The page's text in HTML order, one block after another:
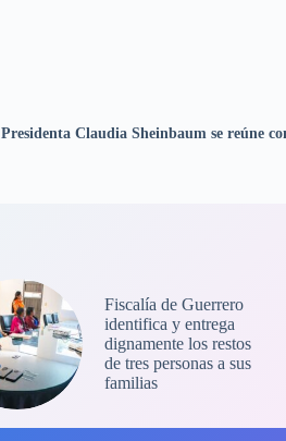
Presidenta Claudia Sheinbaum se reúne
Fiscalía de Guerrero
identifica y entrega
dignamente los restos
de tres personas a sus
familias